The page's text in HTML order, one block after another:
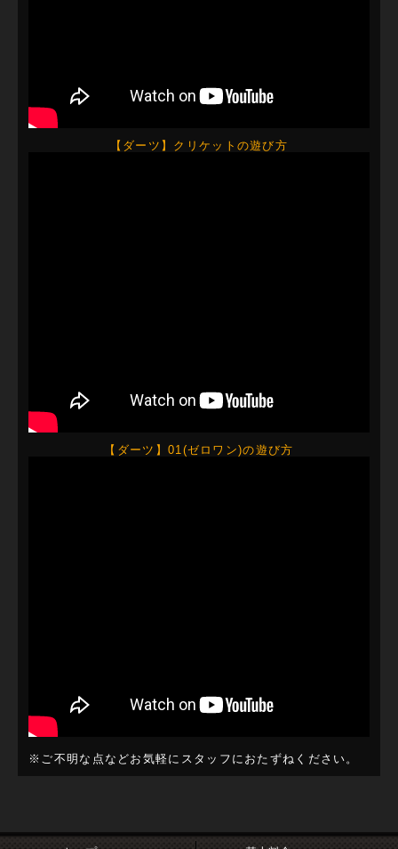
【ダーツ】クリケットの遊び方
【ダーツ】01(ゼロワン)の遊び方
※ご不明な点などお気軽にスタッフにおたずねください。